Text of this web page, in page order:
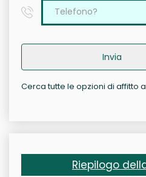
Invia
Cerca tutte le opzioni di affitto
Riepilogo